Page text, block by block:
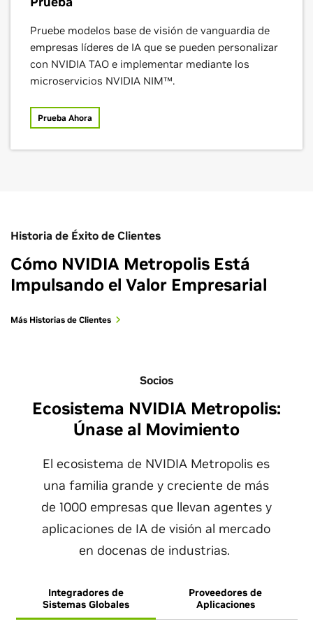
Foxconn
Pruebe modelos base de visión de vanguardia de
empresas líderes de IA que se pueden personalizar
con NVIDIA TAO e implementar mediante los
microservicios NVIDIA NIM™.
Prueba Ahora
Historia de Éxito de Clientes
Cómo NVIDIA Metropolis Está
Impulsando el Valor Empresarial
Más Historias de Clientes
Socios
Ecosistema NVIDIA Metropolis:
Únase al Movimiento
El ecosistema de NVIDIA Metropolis es
una familia grande y creciente de más
de 1000 empresas que llevan agentes y
aplicaciones de IA de visión al mercado
en docenas de industrias.
Integradores de
Sistemas Globales
Proveedores de
Aplicaciones